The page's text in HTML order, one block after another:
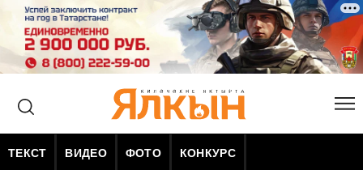
ТЕКСТ ВИДЕО ФОТО КОНКУРС